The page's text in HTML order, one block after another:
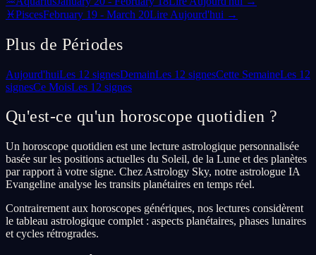
♓PiscesFebruary 19 - March 20Lire Aujourd'hui →
Plus de Périodes
Aujourd'huiLes 12 signesDemainLes 12 signesCette SemaineLes 12
signesCe MoisLes 12 signes
Qu'est-ce qu'un horoscope quotidien ?
Un horoscope quotidien est une lecture astrologique personnalisée
basée sur les positions actuelles du Soleil, de la Lune et des planètes
par rapport à votre signe. Chez Astrology Sky, notre astrologue IA
Evangeline analyse les transits planétaires en temps réel.
Contrairement aux horoscopes génériques, nos lectures considèrent
le tableau astrologique complet : aspects planétaires, phases lunaires
et cycles rétrogrades.